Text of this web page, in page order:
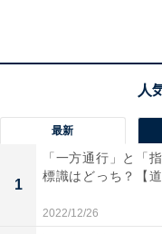
最新
1
「一方通行」と「
標識はどっち？【
2022/12/26